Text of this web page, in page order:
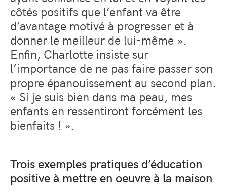
côtés positifs que l’enfant va être
d’avantage motivé à progresser et à
donner le meilleur de lui-même ».
Enfin, Charlotte insiste sur
l’importance de ne pas faire passer son
propre épanouissement au second plan.
« Si je suis bien dans ma peau, mes
enfants en ressentiront forcément les
bienfaits ! ».
Trois exemples pratiques d’éducation
positive à mettre en oeuvre à la maison